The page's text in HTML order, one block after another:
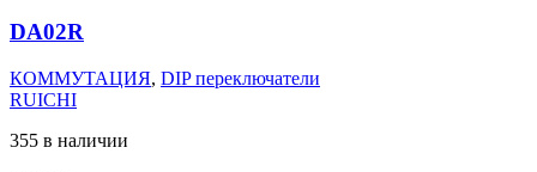
DA02R
КОММУТАЦИЯ, DIP переключатели
RUICHI
355 в наличии